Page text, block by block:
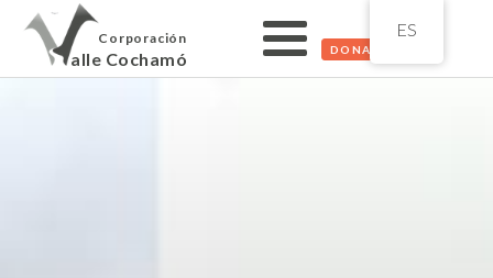
Corporación
alle Cochamó DONAR
ES